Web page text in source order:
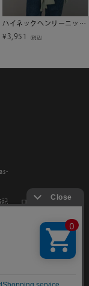
ハイネックヘンリーニットトップス【miette ミエット】
¥ 3,951 （税込）
記 ログアウト